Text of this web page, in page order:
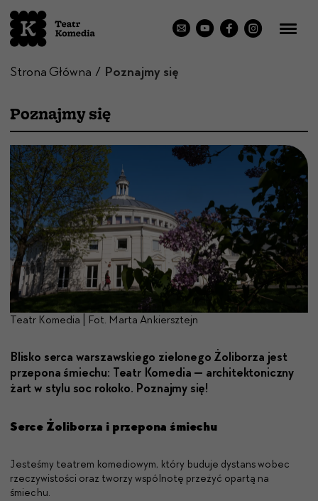
Strona Główna Poznajmy się
Poznajmy się
Teatr Komedia | Fot. Marta Ankiersztejn
Blisko ser­ca warsza­wskiego zielonego Żoli­borza jest
przepona śmiechu: Teatr Kome­dia — architek­ton­iczny
żart w sty­lu soc rokoko. Poz­na­jmy się!
Serce Żoliborza i przepona śmiechu
Jesteśmy teatrem komediowym, który buduje dystans wobec
rzeczywistości oraz tworzy wspólnotę przeżyć opartą na
śmiechu.